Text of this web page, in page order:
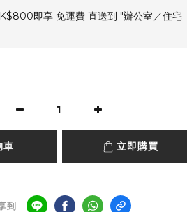
即享 免運費 直送到 "辦公室／住宅
車 立即購買
到